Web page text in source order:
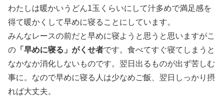
わたしは暖かいうどん1玉くらいにして汁多めで満足感を
得て暖かくして早めに寝ることにしています。
みんなレースの前だと早めに寝ようと思うと思いますがこ
の 「早めに寝る」がくせ者です。食べてすぐ寝てしまうと
なかなか消化しないものです。翌日出るものが出ず苦しむ
事に。なので早めに寝る人は少なめご飯、翌日しっかり摂
れば大丈夫。